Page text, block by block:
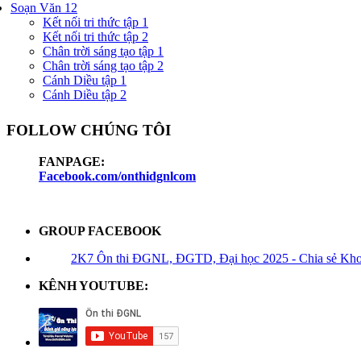
Soạn Văn 12
Kết nối tri thức tập 1
Kết nối tri thức tập 2
Chân trời sáng tạo tập 1
Chân trời sáng tạo tập 2
Cánh Diều tập 1
Cánh Diều tập 2
FOLLOW CHÚNG TÔI
FANPAGE:
Facebook.com/onthidgnlcom
GROUP FACEBOOK
2K7 Ôn thi ĐGNL, ĐGTD, Đại học 2025 - Chia sẻ
KÊNH YOUTUBE: